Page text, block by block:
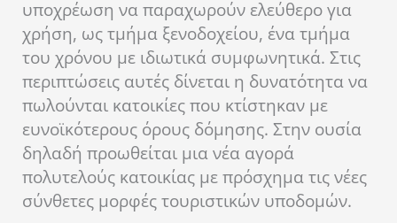
υποχρέωση να παραχωρούν ελεύθερο για
χρήση, ως τμήμα ξενοδοχείου, ένα τμήμα
του χρόνου με ιδιωτικά συμφωνητικά. Στις
περιπτώσεις αυτές δίνεται η δυνατότητα να
πωλούνται κατοικίες που κτίστηκαν με
ευνοϊκότερους όρους δόμησης. Στην ουσία
δηλαδή προωθείται μια νέα αγορά
πολυτελούς κατοικίας με πρόσχημα τις νέες
σύνθετες μορφές τουριστικών υποδομών.